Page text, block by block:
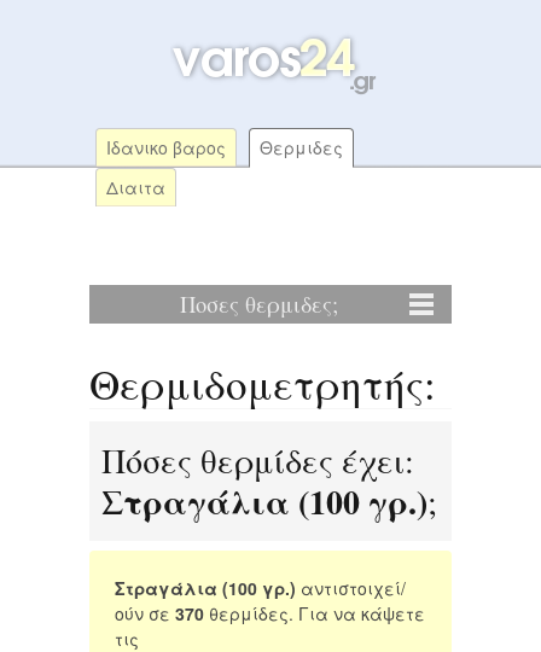
Ιδανικο βαρος
Θερμιδες
Διαιτα
Ποσες θερμιδες;
Θερμιδομετρητής:
Πόσες θερμίδες έχει:
Στραγάλια (100 γρ.);
Στραγάλια (100 γρ.) αντιστοιχεί/
ούν σε 370 θερμίδες. Για να κάψετε
τις